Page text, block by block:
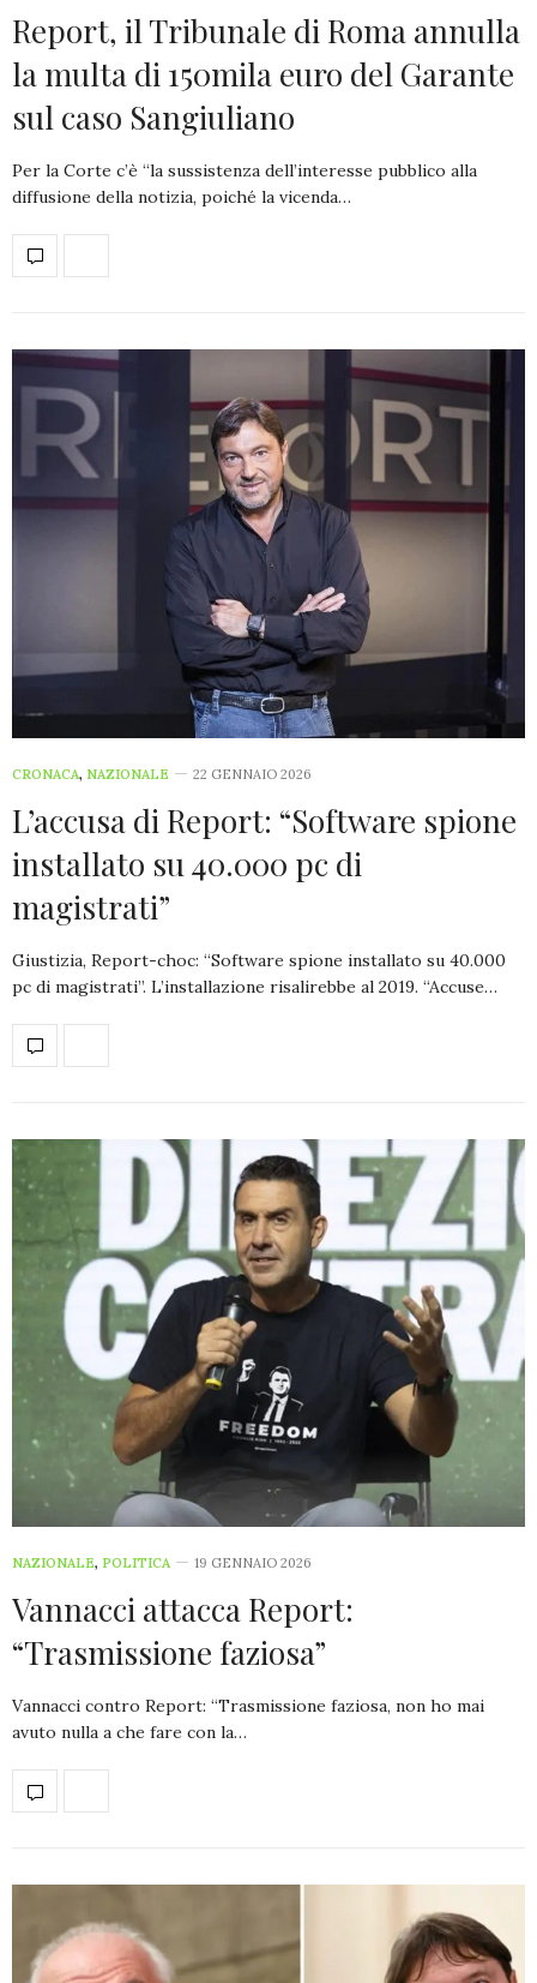
Report, il Tribunale di Roma annulla
la multa di 150mila euro del Garante
sul caso Sangiuliano
Per la Corte c’è “la sussistenza dell’interesse pubblico alla
diffusione della notizia, poiché la vicenda…
CRONACA, NAZIONALE 22 GENNAIO 2026
L’accusa di Report: “Software spione
installato su 40.000 pc di
magistrati”
Giustizia, Report-choc: “Software spione installato su 40.000
pc di magistrati”. L’installazione risalirebbe al 2019. “Accuse…
NAZIONALE, POLITICA 19 GENNAIO 2026
Vannacci attacca Report:
“Trasmissione faziosa”
Vannacci contro Report: “Trasmissione faziosa, non ho mai
avuto nulla a che fare con la…